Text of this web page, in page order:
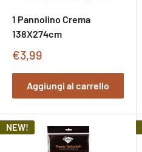
1 Pannolino Crema
138X274cm
Prezzo
vendita
€3,99
Aggiungi al carrello
NEW!